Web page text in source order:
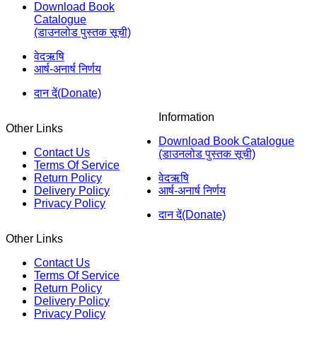
Download Book
Catalogue
(डाउनलोड पुस्तक सूची)
वेदऋषि
आर्ष-अनार्ष निर्णय
दान दें(Donate)
Other Links
Contact Us
Terms Of Service
Return Policy
Delivery Policy
Privacy Policy
Information
Download Book Catalogue
(डाउनलोड पुस्तक सूची)
वेदऋषि
आर्ष-अनार्ष निर्णय
दान दें(Donate)
Other Links
Contact Us
Terms Of Service
Return Policy
Delivery Policy
Privacy Policy